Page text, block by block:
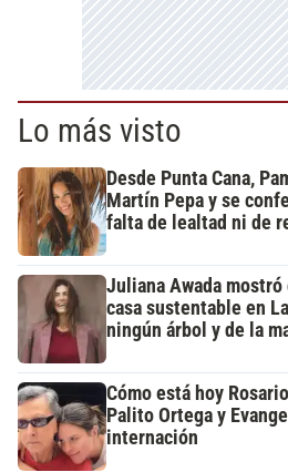
Lo más visto
Desde Punta Cana,
Martín Pepa y se
falta de lealtad ni de
Juliana Awada
casa sustentable en
ningún árbol y de la
Cómo está hoy
Palito Ortega y
internación